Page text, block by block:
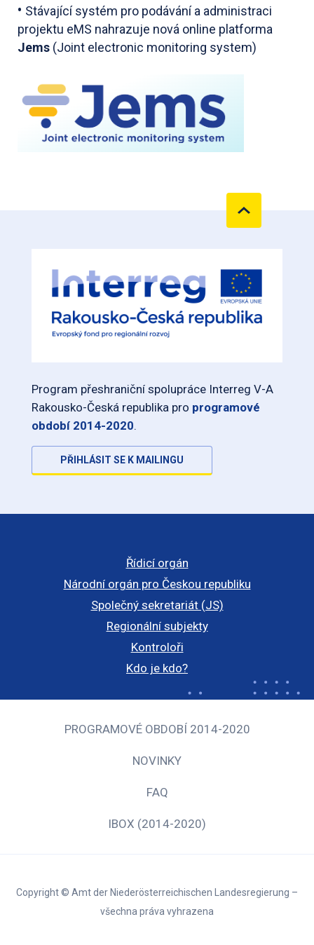
• Stávající systém pro podávání a administraci
projektu eMS nahrazuje nová online platforma
Jems (Joint electronic monitoring system)
Program přeshraniční spolupráce Interreg V-A
Rakousko-Česká republika pro programové
období 2014-2020.
PŘIHLÁSIT SE K MAILINGU
Řídicí orgán
Národní orgán pro Českou republiku
Společný sekretariát (JS)
Regionální subjekty
Kontroloři
Kdo je kdo?
PROGRAMOVÉ OBDOBÍ 2014-2020
NOVINKY
FAQ
IBOX (2014-2020)
Copyright © Amt der Niederösterreichischen Landesregierung –
všechna práva vyhrazena